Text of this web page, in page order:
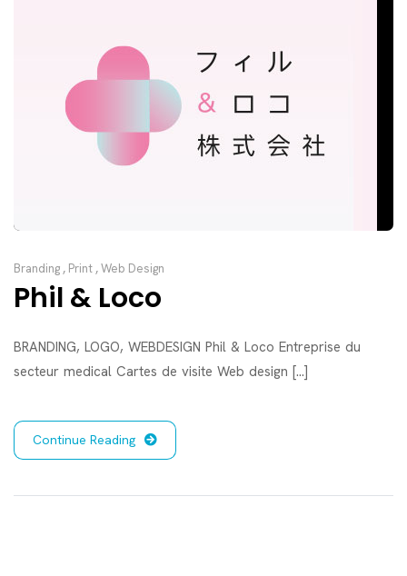
Branding , Print ,Web Design
Phil & Loco
BRANDING, LOGO, WEBDESIGN Phil & Loco Entreprise du
secteur medical Cartes de visite Web design [...]
Continue Reading